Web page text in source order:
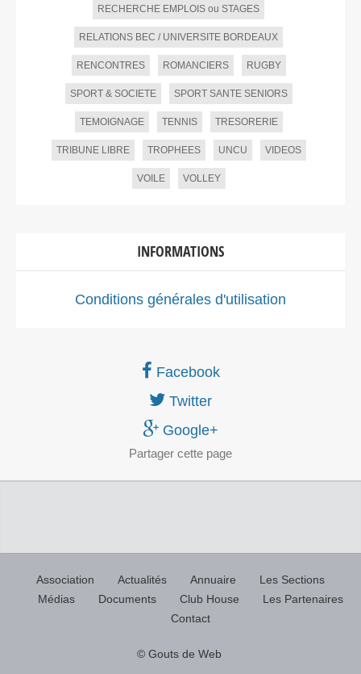
RECHERCHE EMPLOIS ou STAGES
RELATIONS BEC / UNIVERSITE BORDEAUX
RENCONTRES ROMANCIERS RUGBY
SPORT & SOCIETE SPORT SANTE SENIORS
TEMOIGNAGE TENNIS TRESORERIE
TRIBUNE LIBRE TROPHEES UNCU VIDEOS
VOILE VOLLEY
INFORMATIONS
Conditions générales d'utilisation
Facebook
Twitter
Google+
Partager cette page
Association Actualités Annuaire
Les Sections
Médias
Documents Club House
Les Partenaires
Contact
© Gouts de Web